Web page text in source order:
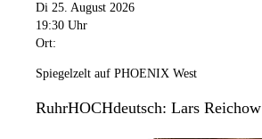
Di 25. August 2026
19:30 Uhr
Ort:
Spiegelzelt auf PHOENIX West
RuhrHOCHdeutsch: Lars Reichow